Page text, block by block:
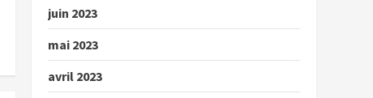
juin 2023
mai 2023
avril 2023